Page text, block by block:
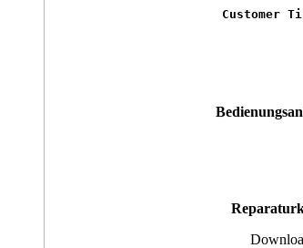
Customer